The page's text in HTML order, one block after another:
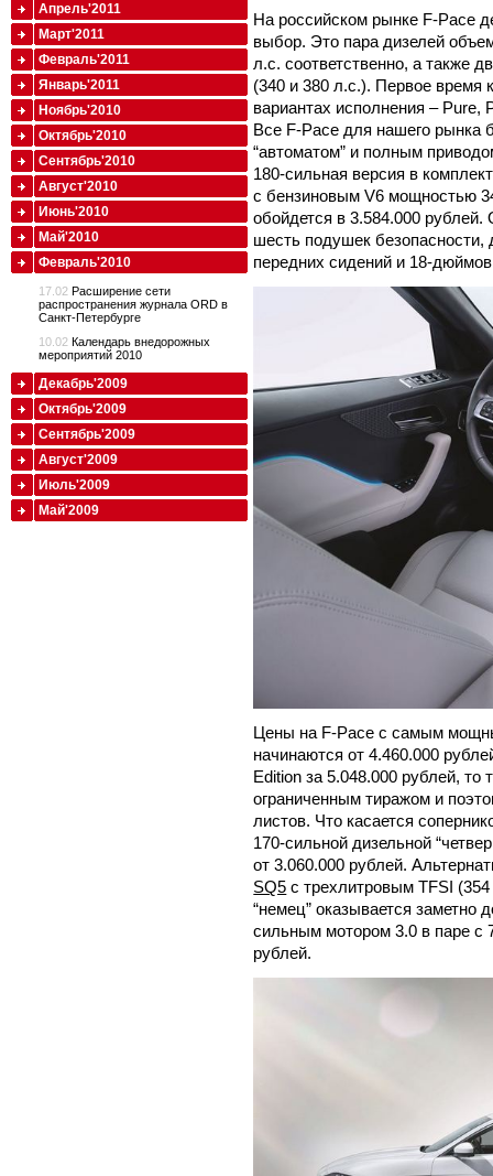
На российском рынке F-Pace
выбор. Это пара дизелей
л.с. соответственно, а также
(340 и 380 л.с.). Первое время
вариантах исполнения – Pure,
Все F-Pace для нашего рынка
“автоматом” и полным
180-сильная версия в
с бензиновым V6 мощностью
обойдется в 3.584.000
шесть подушек безопасности,
передних сидений и 18-
Цены на F-Pace с самым
начинаются от 4.460.000
Edition за 5.048.000 рублей, то
ограниченным тиражом и
листов. Что касается
170-сильной дизельной
от 3.060.000 рублей.
SQ5 с трехлитровым TFSI
“немец” оказывается заметно
сильным мотором 3.0 в паре с
рублей.
Апрель'2011
Март'2011
Февраль'2011
Январь'2011
Ноябрь'2010
Октябрь'2010
Сентябрь'2010
Август'2010
Июнь'2010
Май'2010
Февраль'2010
17.02 Расширение сети
распространения журнала ORD в
Санкт-Петербурге
10.02 Календарь внедорожных
мероприятий 2010
Декабрь'2009
Октябрь'2009
Сентябрь'2009
Август'2009
Июль'2009
Май'2009